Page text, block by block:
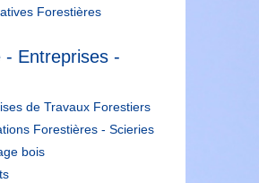
Forestières
- Entreprises -
de Travaux Forestiers
Forestières - Scieries
bois